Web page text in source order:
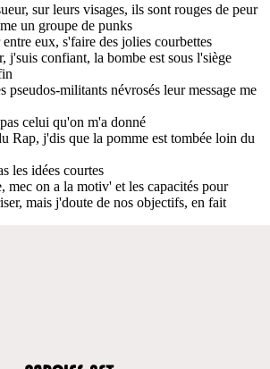
sur leurs visages, ils sont rouges de peur
un groupe de punks
entre eux, s'faire des jolies courbettes
j'suis confiant, la bombe est sous l'siège
pseudos-militants névrosés leur message me
celui qu'on m'a donné
Rap, j'dis que la pomme est tombée loin du
les idées courtes
mec on a la motiv' et les capacités pour
mais j'doute de nos objectifs, en fait